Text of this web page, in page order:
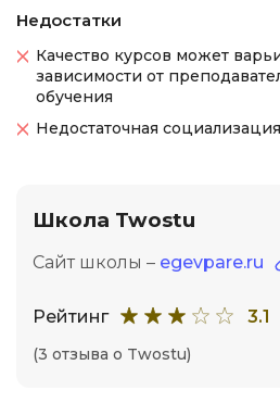
Недостатки
Качество курсов может
зависимости от
обучения
Недостаточная
Школа Twostu
Сайт школы – egevpare.ru
Рейтинг 3.1
(3 отзыва о Twostu)